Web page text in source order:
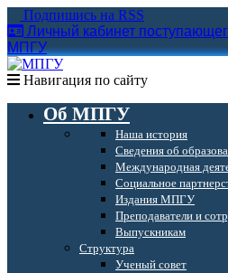
Подпишись на RSS
Личный кабинет
МПГУ
Навигация по сайту
Об МПГУ
Наша история
Сведения об
Международная
Социальное
Издания МПГУ
Преподаватели и
Выпускникам
Структура
Ученый совет